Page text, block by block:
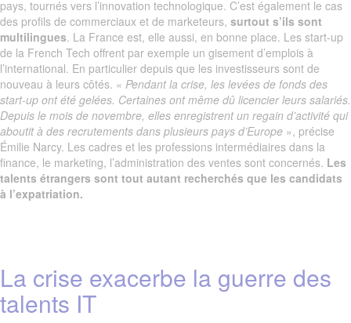
pays, tournés vers l’innovation technologique. C’est également le cas
des profils de commerciaux et de marketeurs, surtout s’ils sont
multilingues. La France est, elle aussi, en bonne place. Les start-up
de la French Tech offrent par exemple un gisement d’emplois à
l’international. En particulier depuis que les investisseurs sont de
nouveau à leurs côtés. « Pendant la crise, les levées de fonds des
start-up ont été gelées. Certaines ont même dû licencier leurs salariés.
Depuis le mois de novembre, elles enregistrent un regain d’activité qui
aboutit à des recrutements dans plusieurs pays d’Europe », précise
Émilie Narcy. Les cadres et les professions intermédiaires dans la
finance, le marketing, l’administration des ventes sont concernés. Les
talents étrangers sont tout autant recherchés que les candidats
à l’expatriation.
La crise exacerbe la guerre des
talents IT